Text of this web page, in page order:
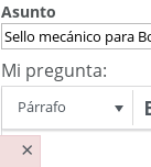
Asunto
Mi pregunta:
Párrafo
×